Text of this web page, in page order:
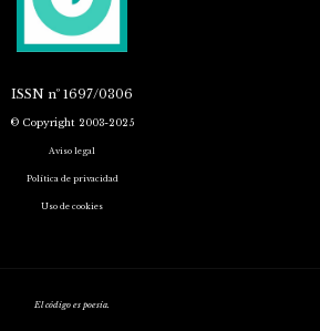
ISSN nº 1697/0306
© Copyright 2003-2025
Aviso legal
Política de privacidad
Uso de cookies
El código es poesía.